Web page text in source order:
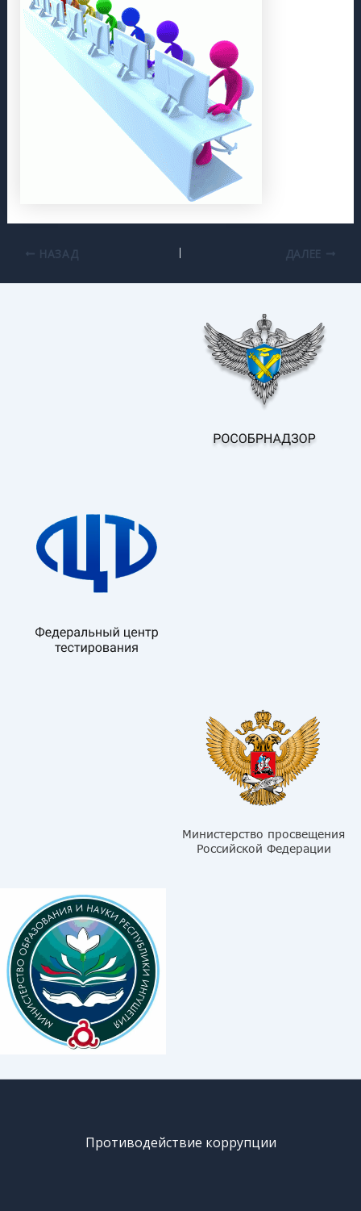
НАЗАД ДАЛЕЕ
Противодействие коррупции